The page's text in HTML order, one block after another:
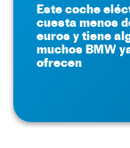
Este coche
cuesta menos
euros y tiene
muchos BMW
ofrecen